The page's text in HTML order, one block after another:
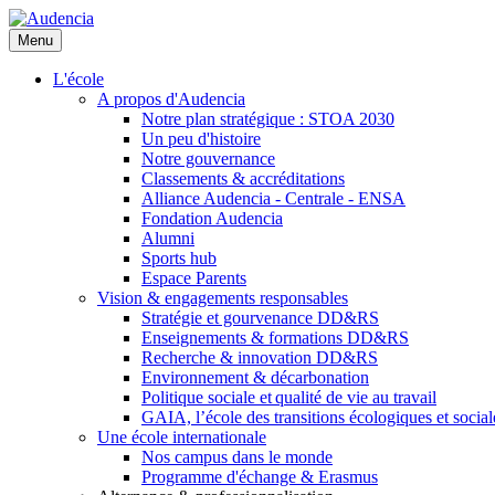
Aller
au
contenu
principal
Menu
L'école
A propos d'Audencia
Notre plan stratégique : STOA 2030
Un peu d'histoire
Notre gouvernance
Classements & accréditations
Alliance Audencia - Centrale - ENSA
Fondation Audencia
Alumni
Sports hub
Espace Parents
Vision & engagements responsables
Stratégie et gourvenance DD&RS
Enseignements & formations DD&RS
Recherche & innovation DD&RS
Environnement & décarbonation
Politique sociale et qualité de vie au travail
GAIA, l’école des transitions écologiques et
Une école internationale
Nos campus dans le monde
Programme d'échange & Erasmus